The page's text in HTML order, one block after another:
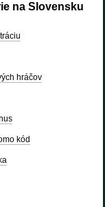
na Slovensku
hráčov
kód